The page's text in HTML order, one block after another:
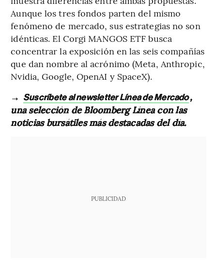
Aunque los tres fondos parten del mismo
fenómeno de mercado, sus estrategias no son
idénticas. El Corgi MANGOS ETF busca
concentrar la exposición en las seis compañías
que dan nombre al acrónimo (Meta, Anthropic,
Nvidia, Google, OpenAI y SpaceX).
→ Suscríbete al newsletter Línea de Mercado,
una selección de Bloomberg Línea con las
noticias bursátiles más destacadas del día.
PUBLICIDAD